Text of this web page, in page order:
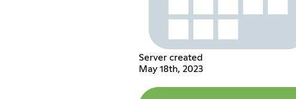
Server created
May 18th, 2023